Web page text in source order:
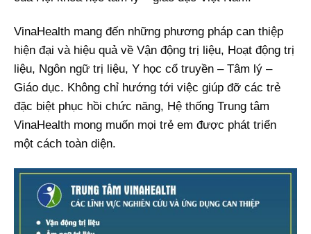
VinaHealth mang đến những phương pháp can thiệp
hiện đại và hiệu quả về Vận động trị liệu, Hoạt động trị
liệu, Ngôn ngữ trị liệu, Y học cổ truyền – Tâm lý –
Giáo dục. Không chỉ hướng tới việc giúp đỡ các trẻ
đặc biệt phục hồi chức năng, Hệ thống Trung tâm
VinaHealth mong muốn mọi trẻ em được phát triển
một cách toàn diện.